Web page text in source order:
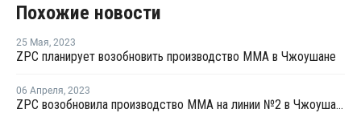
Похожие новости
25 Мая, 2023
ZPC планирует возобновить производство ММА в Чжоушане
06 Апреля, 2023
ZPC возобновила производство ММА на линии №2 в Чжоушане